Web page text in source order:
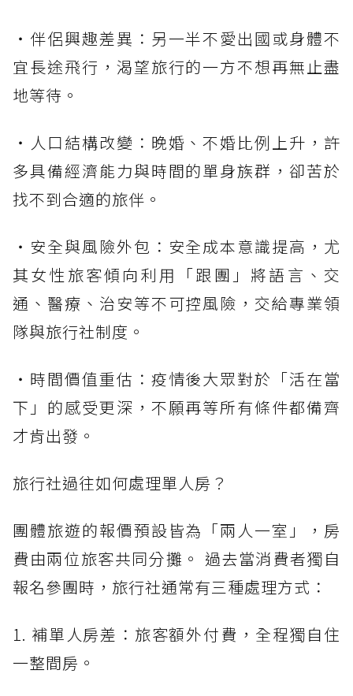
・伴侶興趣差異：另一半不愛出國或身體不
宜長途飛行，渴望旅行的一方不想再無止盡
地等待。
・人口結構改變：晚婚、不婚比例上升，許
多具備經濟能力與時間的單身族群，卻苦於
找不到合適的旅伴。
・安全與風險外包：安全成本意識提高，尤
其女性旅客傾向利用「跟團」將語言、交
通、醫療、治安等不可控風險，交給專業領
隊與旅行社制度。
・時間價值重估：疫情後大眾對於「活在當
下」的感受更深，不願再等所有條件都備齊
才肯出發。
旅行社過往如何處理單人房？
團體旅遊的報價預設皆為「兩人一室」，房
費由兩位旅客共同分攤。 過去當消費者獨自
報名參團時，旅行社通常有三種處理方式：
1. 補單人房差：旅客額外付費，全程獨自住
一整間房。